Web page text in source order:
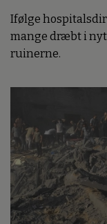
Ifølge
mange dræbt i
ruinerne.